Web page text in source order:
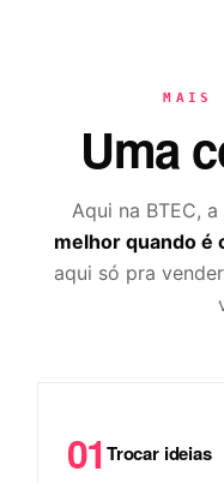
MAIS
Uma
Aqui na BTEC,
melhor quando é
aqui só pra
01 Trocar ideias